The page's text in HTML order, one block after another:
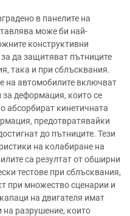
в панелите на
може би най-
конструктивни
да защитяват пътниците
така и при сблъсквания.
на автомобилите включват
за деформация, които се
абсорбират кинетичната
предотвратявайки
до пътниците. Тези
на колабиране на
са резултат от обширни
тестове при сблъсквания,
при множество сценарии и
на двигателя имат
на разрушение, които